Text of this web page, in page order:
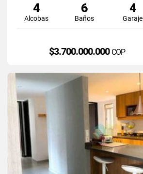
4
Alcobas
6
Baños
4
Garaje
$3.700.000.000 COP